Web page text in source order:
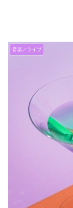
音楽／ライブ